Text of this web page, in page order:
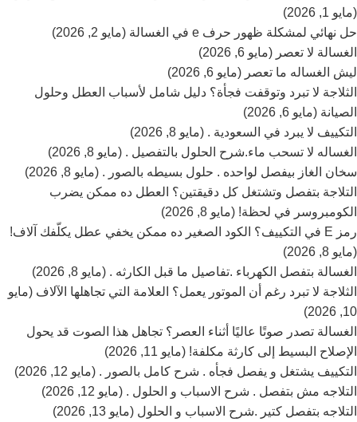
(مايو 1, 2026)
حل نهائي لمشكلة ظهور حرف e في الغسالة (مايو 2, 2026)
الغسالة لا تعصر (مايو 6, 2026)
ليش الغساله ما تعصر (مايو 6, 2026)
الثلاجة لا تبرد وتوقفت فجأة؟ دليل شامل لأسباب العطل وحلول
الصيانة (مايو 6, 2026)
التكييف لا يبرد في السعودية . (مايو 8, 2026)
الغساله لا تسحب ماء.شرح الحلول بالتفصيل . (مايو 8, 2026)
سخان الغاز بيفصل لواحده . حلول بسيطه بالصور . (مايو 8, 2026)
التلاجة بتفصل وتشتغل كل دقيقتين؟ العطل ده ممكن يضرب
الكومبروسر في لحظة! (مايو 8, 2026)
رمز E في التكييف؟ الكود الصغير ده ممكن يخفي عطل يكلّفك آلاف!
(مايو 8, 2026)
الغسالة بتفصل الكهرباء .تفاصيل ما قبل الكارثه . (مايو 8, 2026)
الثلاجة لا تبرد رغم أن الموتور يعمل؟ العلامة التي تجاهلها الآلاف (مايو
10, 2026)
الغسالة تصدر صوتًا عاليًا أثناء العصر؟ تجاهل هذا الصوت قد يحول
الإصلاح البسيط إلى كارثة مكلفة! (مايو 11, 2026)
التكييف يشتغل و يفصل فجأه . شرح كامل بالصور . (مايو 12, 2026)
التلاجه مش بتفصل . شرح الاسباب و الحلول . (مايو 12, 2026)
التلاجه بتفصل كتير .شرح الاسباب و الحلول (مايو 13, 2026)